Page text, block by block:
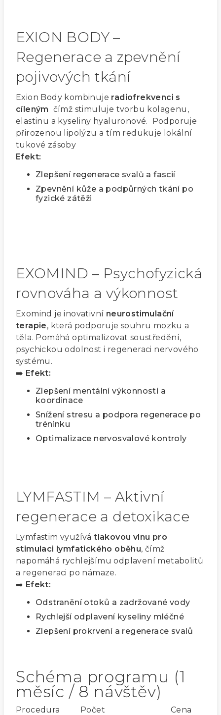
EXION BODY –
Regenerace a zpevnění
pojivových tkání
Exion Body kombinuje radiofrekvenci s
cíleným čímž stimuluje tvorbu kolagenu,
elastinu a kyseliny hyaluronové. Podporuje
přirozenou lipolýzu a tím redukuje lokální
tukové zásoby
Efekt:
Zlepšení regenerace svalů a fascií
Zpevnění kůže a podpůrných tkání po
fyzické zátěži
EXOMIND – Psychofyzická
rovnováha a výkonnost
Exomind je inovativní neurostimulační
terapie, která podporuje souhru mozku a
těla. Pomáhá optimalizovat soustředění,
psychickou odolnost i regeneraci nervového
systému.
➡️ Efekt:
Zlepšení mentální výkonnosti a
koordinace
Snížení stresu a podpora regenerace po
tréninku
Optimalizace nervosvalové kontroly
LYMFASTIM – Aktivní
regenerace a detoxikace
Lymfastim využívátlakovou vlnu pro
stimulaci lymfatického oběhu, čímž
napomáhá rychlejšímu odplavení metabolitů
a regeneraci po námaze.
➡️ Efekt:
Odstranění otoků a zadržované vody
Rychlejší odplavení kyseliny mléčné
Zlepšení prokrvení a regenerace svalů
Schéma programu (1
měsíc / 8 návštěv)
Procedura Počet Cena